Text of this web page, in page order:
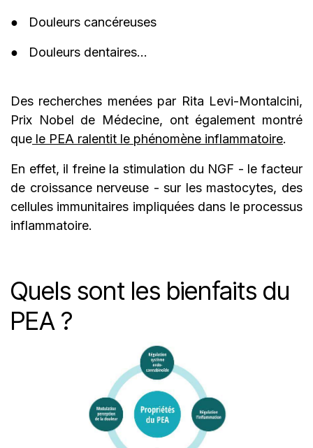
● Douleurs cancéreuses
● Douleurs dentaires…
Des recherches menées par Rita Levi-Montalcini,
Prix Nobel de Médecine, ont également montré
que le PEA ralentit le phénomène inflammatoire.
En effet, il freine la stimulation du NGF - le facteur
de croissance nerveuse - sur les mastocytes, des
cellules immunitaires impliquées dans le processus
inflammatoire.
Quels sont les bienfaits du
PEA ?